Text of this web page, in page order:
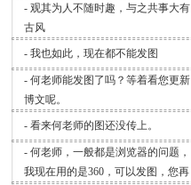
- 观其为人不随时趣，与之共事大有
古风
- 我也如此，现在都不能发图
- 何老师能发图了吗？等着看您更新
博文呢。
- 看来何老师的图还没传上。
- 何老师，一般都是浏览器的问题，
我现在用的是360，可以发图，您再